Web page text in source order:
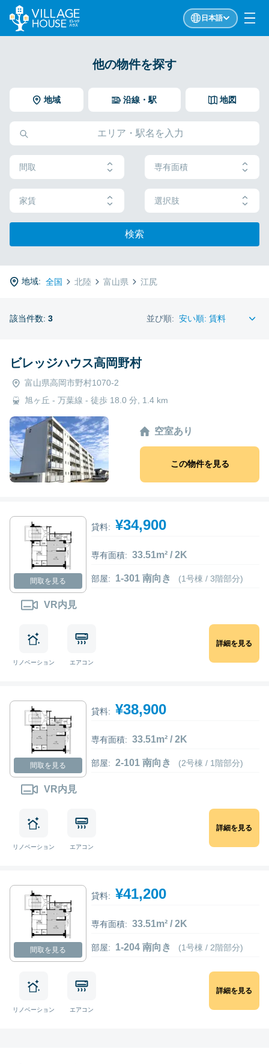
日本語
他の物件を探す
地域 地図
沿線・駅
間取 専有面積
家賃 選択肢
検索
地域: 全国 北陸 富山県 江尻
該当件数: 3 並び順:
ビレッジハウス高岡野村
富山県高岡市野村1070-2
旭ヶ丘 - 万葉線 - 徒歩 18.0 分, 1.4 km
空室あり
この物件を見る
間取を見る
VR内見
貸料: ¥34,900
専有面積: 33.51m² / 2K
部屋: 1-301 南向き (1号棟 / 3階部分)
リノベーション エアコン
詳細を見る
間取を見る
VR内見
貸料: ¥38,900
専有面積: 33.51m² / 2K
部屋: 2-101 南向き (2号棟 / 1階部分)
リノベーション エアコン
詳細を見る
間取を見る
貸料: ¥41,200
専有面積: 33.51m² / 2K
部屋: 1-204 南向き (1号棟 / 2階部分)
リノベーション エアコン
詳細を見る